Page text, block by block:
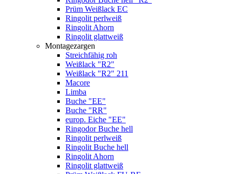
Prüm Weißlack EC
Ringolit perlweiß
Ringolit Ahorn
Ringolit glattweiß
Montagezargen
Streichfähig roh
Weißlack "R2"
Weißlack "R2" 211
Macore
Limba
Buche "EE"
Buche "RR"
europ. Eiche "EE"
Ringodor Buche hell
Ringolit perlweiß
Ringolit Buche hell
Ringolit Ahorn
Ringolit glattweiß